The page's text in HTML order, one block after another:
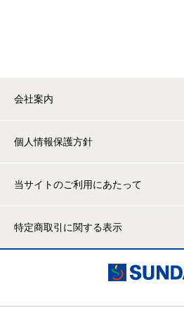
会社案内
個人情報保護方針
当サイトのご利用にあたって
特定商取引に関する表示